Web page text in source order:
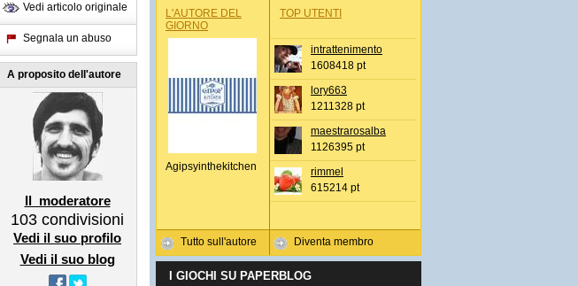
Vedi articolo originale
Segnala un abuso
A proposito dell'autore
Il_moderatore
103 condivisioni
Vedi il suo profilo
Vedi il suo blog
L'AUTORE DEL
GIORNO
Agipsyinthekitchen
Tutto sull'autore
TOP UTENTI
intrattenimento
1608418 pt
lory663
1211328 pt
maestrarosalba
1126395 pt
rimmel
615214 pt
Diventa membro
I GIOCHI SU PAPERBLOG